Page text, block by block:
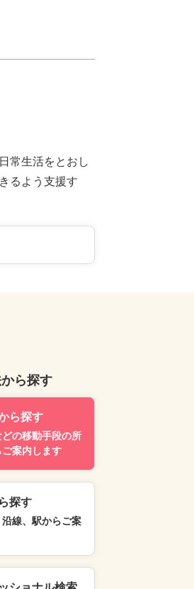
常生活をとおし
るよう支援す
ら探す
ら探す
の移動手段の所
案内します
探す
線、駅からご案